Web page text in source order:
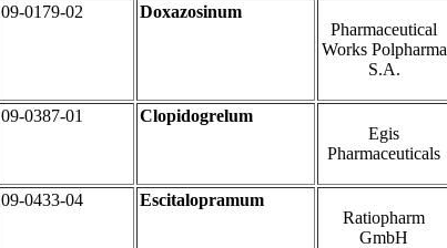
09-0179-02
Doxazosinum
Pharmaceutical
Works Polpharma
S.A.
09-0387-01
Clopidogrelum
Egis
Pharmaceuticals
09-0433-04
Escitalopramum
Ratiopharm
GmbH